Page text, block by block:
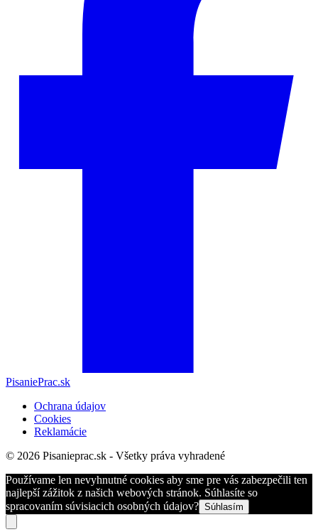
PisaniePrac.sk
Ochrana údajov
Cookies
Reklamácie
© 2026 Pisanieprac.sk - Všetky práva vyhradené
Používame len nevyhnutné cookies aby sme pre vás zabezpečili ten
najlepší zážitok z našich webových stránok. Súhlasíte so
spracovaním súvisiacich osobných údajov? Súhlasím